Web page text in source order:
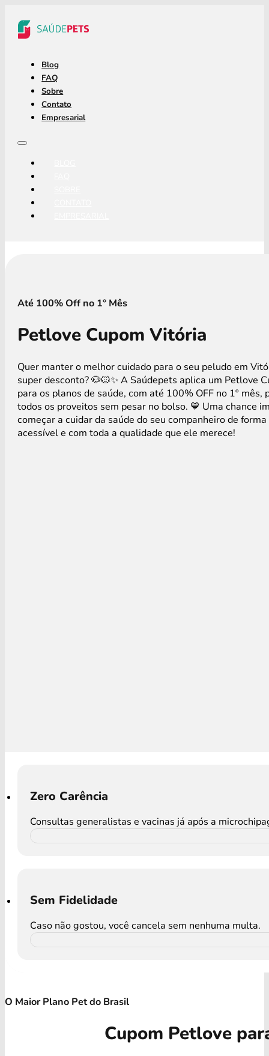
Blog
FAQ
Sobre
Contato
Empresarial
Até 100% Off no 1° Mês
Petlove Cupom Vitória
Quer manter o melhor cuidado para o seu peludo em
super desconto? 🐶🐱✨ A Saúdepets aplica um Petlove
para os planos de saúde, com até 100% OFF no 1º mês,
todos os proveitos sem pesar no bolso. 💙 Uma chance
começar a cuidar da saúde do seu companheiro de
acessível e com toda a qualidade que ele merece!
Zero Carência
Consultas generalistas e vacinas já após a
Sem Fidelidade
Caso não gostou, você cancela sem nenhuma multa.
O Maior Plano Pet do Brasil
Cupom Petlove